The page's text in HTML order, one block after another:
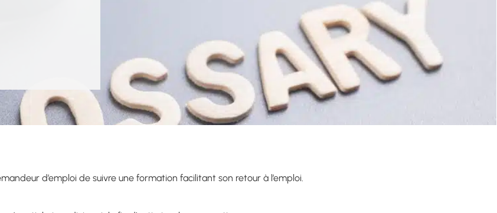
d’emploi de suivre une formation facilitant son retour à l’emploi.